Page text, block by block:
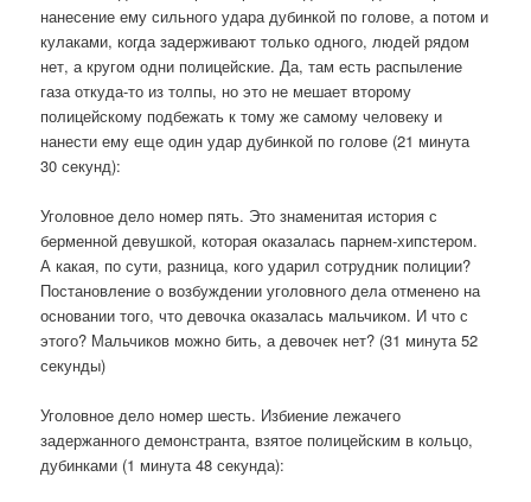
нанесение ему сильного удара дубинкой по голове, а потом и
кулаками, когда задерживают только одного, людей рядом
нет, а кругом одни полицейские. Да, там есть распыление
газа откуда-то из толпы, но это не мешает второму
полицейскому подбежать к тому же самому человеку и
нанести ему еще один удар дубинкой по голове (21 минута
30 секунд):
Уголовное дело номер пять. Это знаменитая история с
берменной девушкой, которая оказалась парнем-хипстером.
А какая, по сути, разница, кого ударил сотрудник полиции?
Постановление о возбуждении уголовного дела отменено на
основании того, что девочка оказалась мальчиком. И что с
этого? Мальчиков можно бить, а девочек нет? (31 минута 52
секунды)
Уголовное дело номер шесть. Избиение лежачего
задержанного демонстранта, взятое полицейским в кольцо,
дубинками (1 минута 48 секунда):